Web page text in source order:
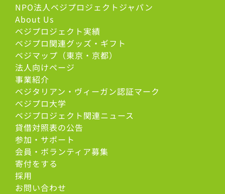
NPO法人ベジプロジェクトジャパン
About Us
ベジプロジェクト実績
ベジプロ関連グッズ・ギフト
ベジマップ（東京・京都）
法人向けページ
事業紹介
ベジタリアン・ヴィーガン認証マーク
べジプロ大学
ベジプロジェクト関連ニュース
貸借対照表の公告
参加・サポート
会員・ボランティア募集
寄付をする
採用
お問い合わせ